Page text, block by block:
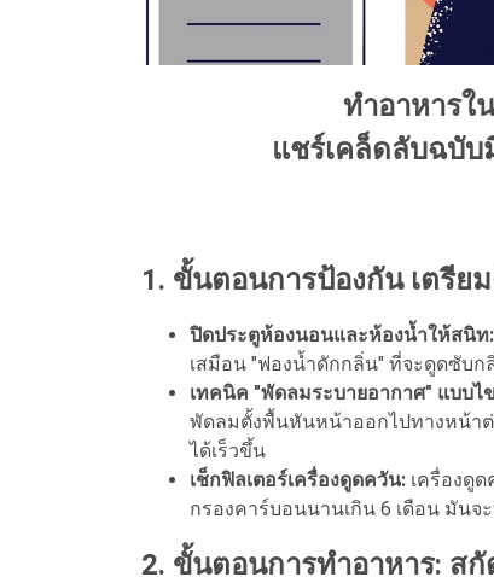
ทำอาหารใ
แชร์เคล็ดลับฉบับ
1. ขั้นตอนการป้องกัน เตรีย
ปิดประตูห้องนอนและห้องน้ำให้สนิท:
เสมือน "ฟองน้ำดักกลิ่น" ที่จะดูดซับ
เทคนิค "พัดลมระบายอากาศ" แบบไ
พัดลมตั้งพื้นหันหน้าออกไปทางหน้าต่
ได้เร็วขึ้น
เช็กฟิลเตอร์เครื่องดูดควัน: เครื่องดู
กรองคาร์บอนนานเกิน 6 เดือน มัน
2. ขั้นตอนการทำอาหาร: ส